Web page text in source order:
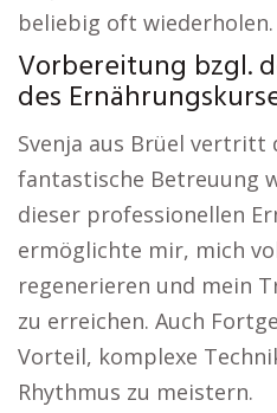
beliebig oft wiederholen.
Vorbereitung bzgl.
des
Svenja aus Brüel vertritt
fantastische Betreuung
dieser professionellen
ermöglichte mir, mich
regenerieren und mein
zu erreichen. Auch
Vorteil, komplexe
Rhythmus zu meistern.